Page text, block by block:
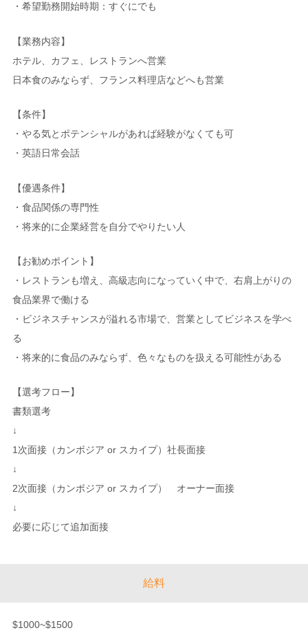
・希望勤務開始時期：すぐにでも
【業務内容】
ホテル、カフェ、レストランへ営業
日本食のみならず、フランス料理店などへも営業
【条件】
・やる気とポテンシャルがあれば経験がなくても可
・英語日常会話
【優遇条件】
・食品関係の専門性
・将来的に企業経営を自分でやりたい人
【お勧めポイント】
・レストランも増え、高級志向になっていく中で、右肩上がりの
食品業界で働ける
・ビジネスチャンスが溢れる市場で、営業としてビジネスを学べ
る
・将来的に食品のみならず、色々なものを扱える可能性がある
【選考フロー】
書類選考
↓
1次面接（カンボジア or スカイプ）社長面接
↓
2次面接（カンボジア or スカイプ） オーナー面接
↓
必要に応じて追加面接
給料
$1000~$1500